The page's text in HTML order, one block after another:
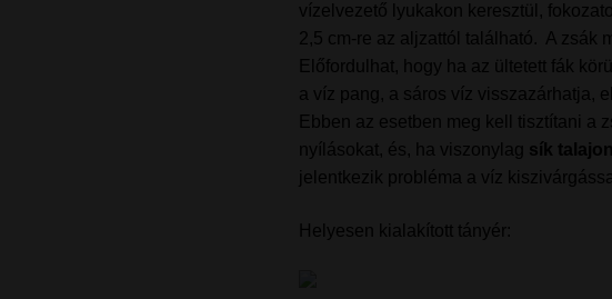
vízelvezető lyukakon keresztül,
2,5 cm-re az aljzattól található. A zsák
Előfordulhat, hogy ha az ültetett fák
a víz pang, a sáros víz visszazárhatja,
Ebben az esetben meg kell tisztítani a
nyílásokat, és, ha viszonylag sík
jelentkezik probléma a víz
Helyesen kialakított tányér: